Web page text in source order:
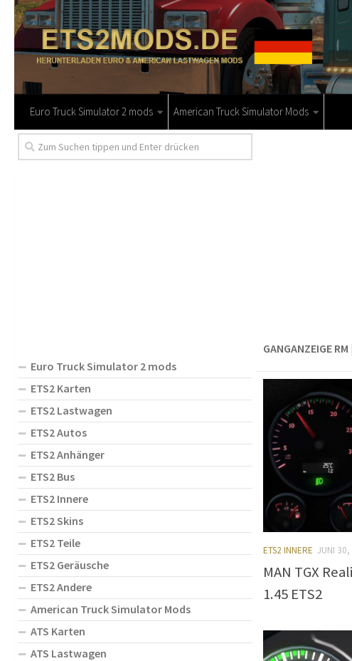
Euro Truck Simulator 2 mods American Truck Simulator Mods
GANGANZEIGE
ETS2 INNERE JUNI
MAN TGX
1.45 ETS2
Euro Truck Simulator 2 mods
ETS2 Karten
ETS2 Lastwagen
ETS2 Autos
ETS2 Anhänger
ETS2 Bus
ETS2 Innere
ETS2 Skins
ETS2 Teile
ETS2 Geräusche
ETS2 Andere
American Truck Simulator Mods
ATS Karten
ATS Lastwagen